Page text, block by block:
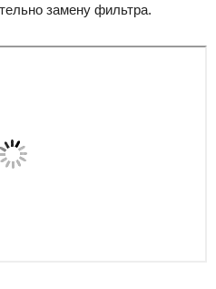
замену фильтра.